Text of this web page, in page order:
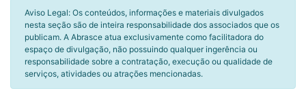
Aviso Legal: Os conteúdos, informações e materiais divulgados
nesta seção são de inteira responsabilidade dos associados que os
publicam. A Abrasce atua exclusivamente como facilitadora do
espaço de divulgação, não possuindo qualquer ingerência ou
responsabilidade sobre a contratação, execução ou qualidade de
serviços, atividades ou atrações mencionadas.